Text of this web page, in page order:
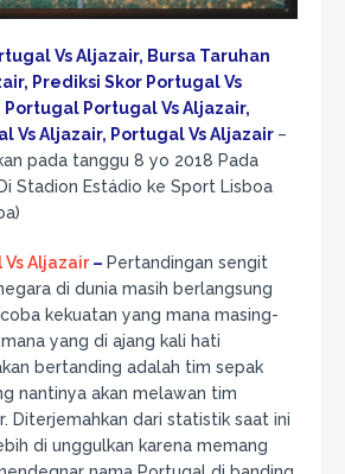
Vs Aljazair, Bursa Taruhan
Prediksi Skor Portugal Vs
Portugal Vs Aljazair,
Vs Aljazair, Portugal Vs Aljazair –
pada tanggu 8 yo 2018 Pada
Stadion Estádio ke Sport Lisboa
Vs Aljazair– Pertandingan sengit
di dunia masih berlangsung
kekuatan yang mana masing-
yang di ajang kali hati
bertanding adalah tim sepak
nantinya akan melawan tim
Diterjemahkan dari statistik saat ini
di unggulkan karena memang